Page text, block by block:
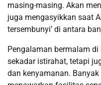
masing-masing. Akan
juga mengasyikkan saat
tersembunyi’ di antara
Pengalaman bermalam
sekadar istirahat, tetapi
dan kenyamanan.